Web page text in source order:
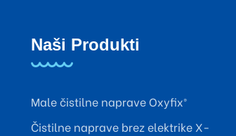
Naši Produkti
Male čistilne naprave Oxyfix®
Čistilne naprave brez elektrike X-